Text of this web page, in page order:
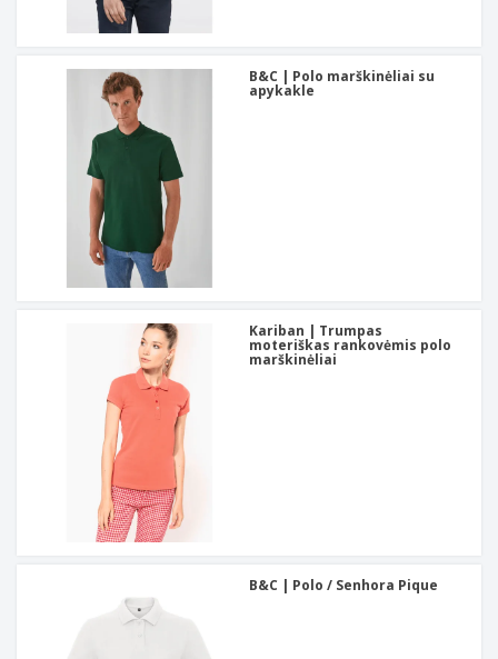
B&C | Polo marškinėliai su
apykakle
Kariban | Trumpas
moteriškas rankovėmis polo
marškinėliai
B&C | Polo / Senhora Pique